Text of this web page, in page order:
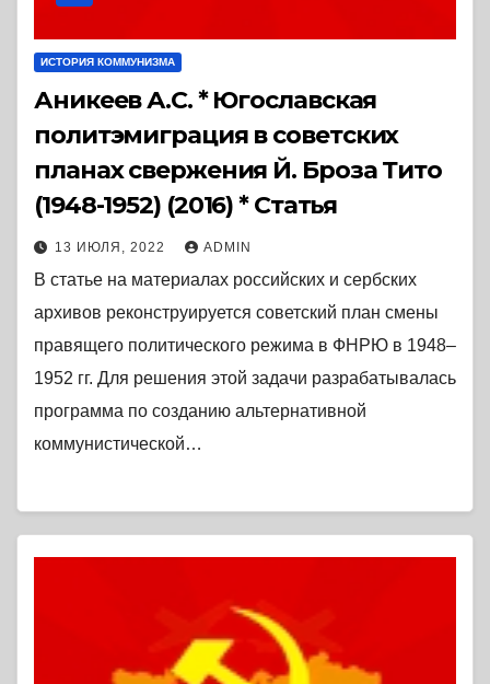
ИСТОРИЯ КОММУНИЗМА
Аникеев А.С. * Югославская
политэмиграция в советских
планах свержения Й. Броза Тито
(1948-1952) (2016) * Статья
13 ИЮЛЯ, 2022 ADMIN
В статье на материалах российских и сербских
архивов реконструируется советский план смены
правящего политического режима в ФНРЮ в 1948–
1952 гг. Для решения этой задачи разрабатывалась
программа по созданию альтернативной
коммунистической…